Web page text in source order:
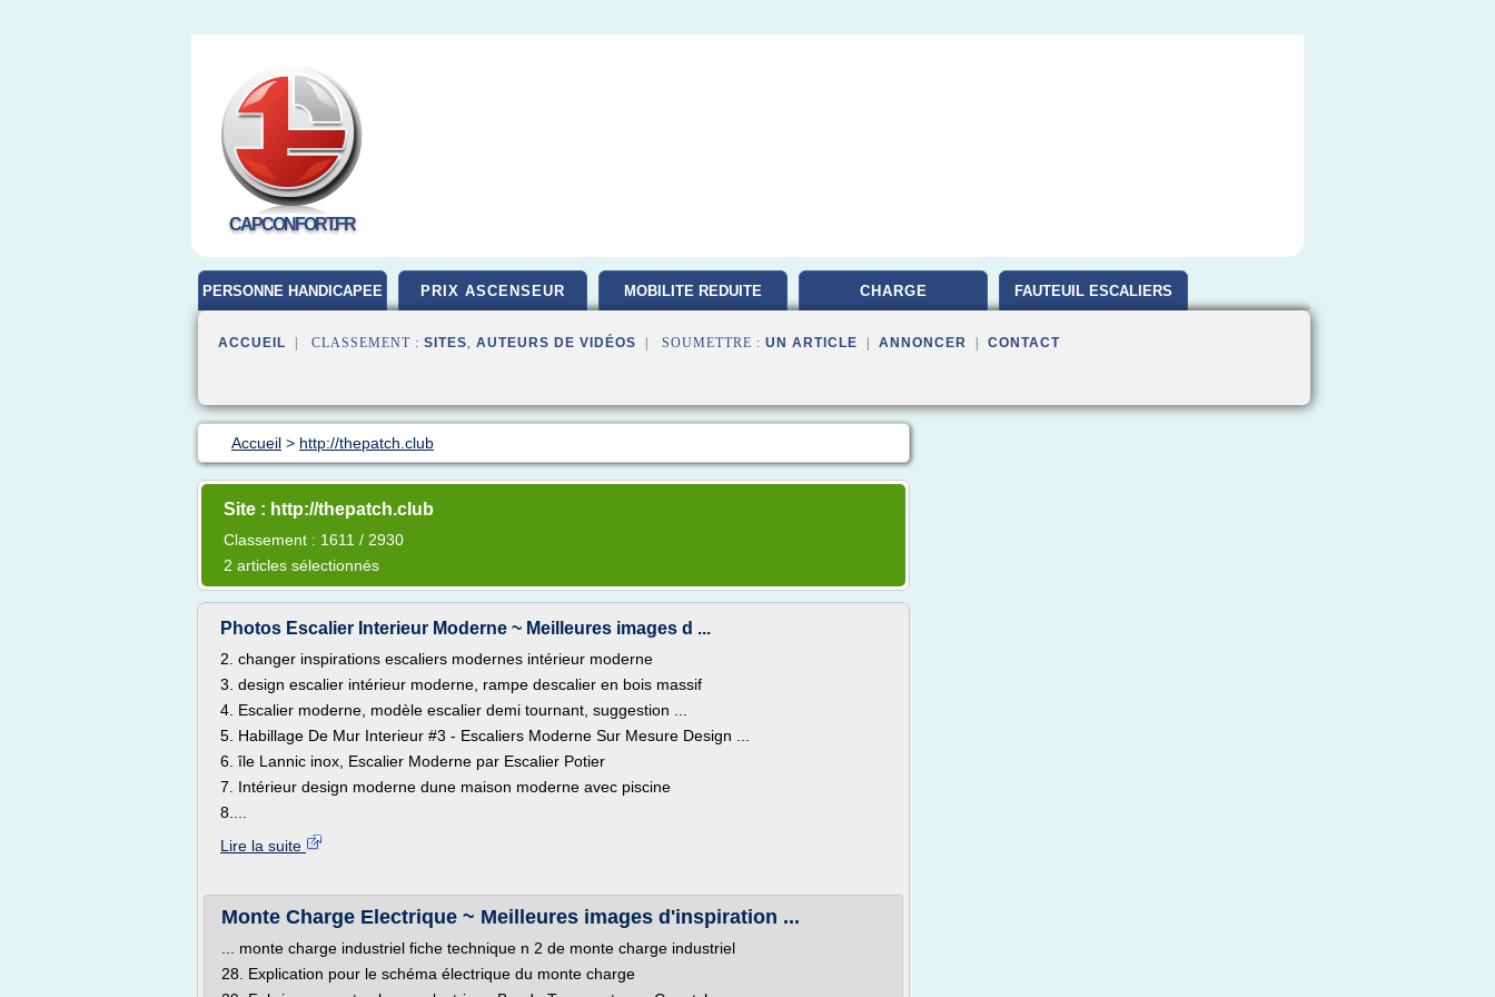
CAPCONFORT.FR
PERSONNE HANDICAPEE PRIX ASCENSEUR MOBILITE REDUITE CHARGE FAUTEUIL ESCALIERS
ACCUEIL | CLASSEMENT : SITES, AUTEURS DE VIDÉOS | SOUMETTRE : UN ARTICLE ANNONCER CONTACT
Accueil > http://thepatch.club
Site : http://thepatch.club
Classement : 1611 / 2930
2 articles sélectionnés
Photos Escalier Interieur Moderne ~ Meilleures images d ...
2. changer inspirations escaliers modernes intérieur moderne
3. design escalier intérieur moderne, rampe descalier en bois massif
4. Escalier moderne, modèle escalier demi tournant, suggestion ...
5. Habillage De Mur Interieur #3 - Escaliers Moderne Sur Mesure Design ...
6. île Lannic inox, Escalier Moderne par Escalier Potier
7. Intérieur design moderne dune maison moderne avec piscine
8....
Lire la suite
Monte Charge Electrique ~ Meilleures images d'inspiration ...
... monte charge industriel fiche technique n 2 de monte charge industriel
28. Explication pour le schéma électrique du monte charge